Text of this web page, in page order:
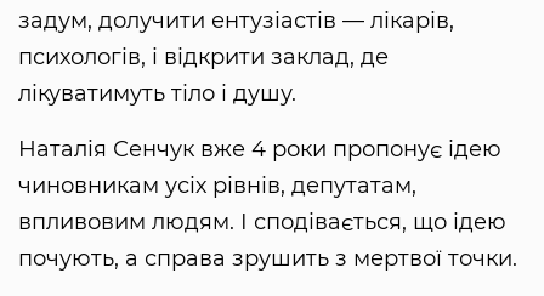
задум, долучити ентузіастів — лікарів,
психологів, і відкрити заклад, де
лікуватимуть тіло і душу.
Наталія Сенчук вже 4 роки пропонує ідею
чиновникам усіх рівнів, депутатам,
впливовим людям. І сподівається, що ідею
почують, а справа зрушить з мертвої точки.